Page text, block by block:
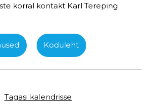
korral kontakt Karl Tereping
Koduleht
Tagasi kalendrisse